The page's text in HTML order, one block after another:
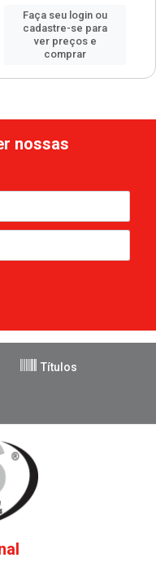
Faça seu login ou
cadastre-se para
ver preços e
comprar
nossas
Títulos